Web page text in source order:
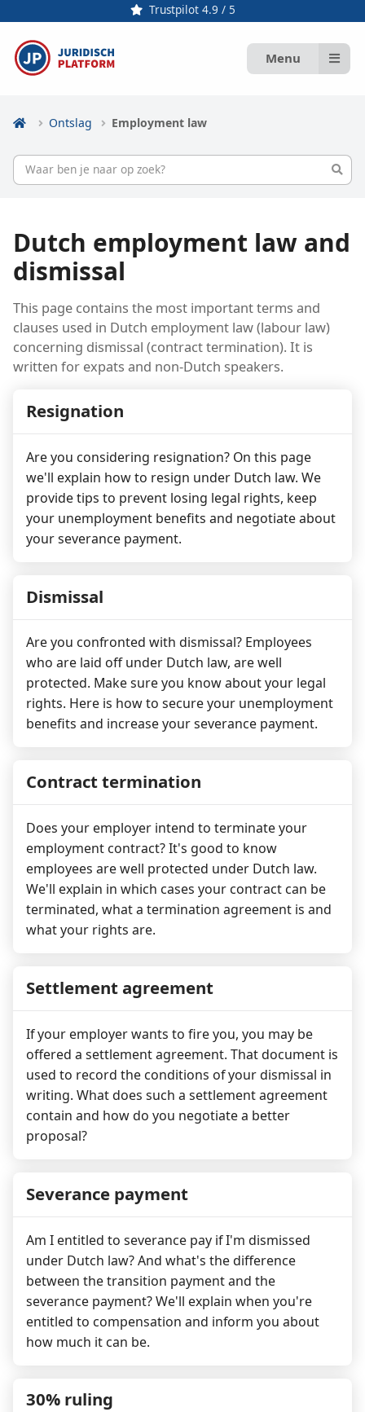
Trustpilot 4.9 / 5
Menu
Ontslag Employment law
Dutch employment law and
dismissal
This page contains the most important terms and
clauses used in Dutch employment law (labour law)
concerning dismissal (contract termination). It is
written for expats and non-Dutch speakers.
Resignation
Are you considering resignation? On this page
we'll explain how to resign under Dutch law. We
provide tips to prevent losing legal rights, keep
your unemployment benefits and negotiate about
your severance payment.
Dismissal
Are you confronted with dismissal? Employees
who are laid off under Dutch law, are well
protected. Make sure you know about your legal
rights. Here is how to secure your unemployment
benefits and increase your severance payment.
Contract termination
Does your employer intend to terminate your
employment contract? It's good to know
employees are well protected under Dutch law.
We'll explain in which cases your contract can be
terminated, what a termination agreement is and
what your rights are.
Settlement agreement
If your employer wants to fire you, you may be
offered a settlement agreement. That document is
used to record the conditions of your dismissal in
writing. What does such a settlement agreement
contain and how do you negotiate a better
proposal?
Severance payment
Am I entitled to severance pay if I'm dismissed
under Dutch law? And what's the difference
between the transition payment and the
severance payment? We'll explain when you're
entitled to compensation and inform you about
how much it can be.
30% ruling